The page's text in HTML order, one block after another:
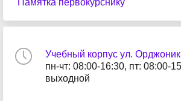
Памятка первокурснику
Учебный корпус ул.
пн-чт: 08:00-16:30, пт: 08:00-
выходной